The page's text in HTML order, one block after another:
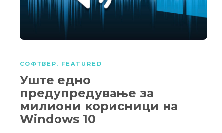
СОФТВЕР , FEATURED
Уште едно
предупредување за
милиони корисници на
Windows 10